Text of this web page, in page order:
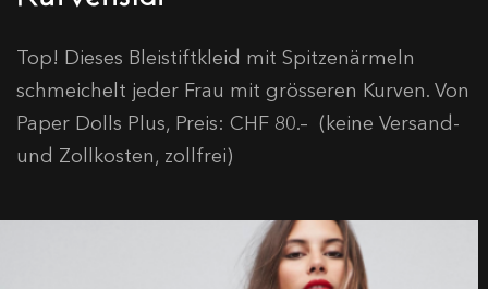
Top! Dieses Bleistiftkleid mit Spitzenärmeln
schmeichelt jeder Frau mit grösseren Kurven. Von
Paper Dolls Plus, Preis: CHF 80.– (keine Versand-
und Zollkosten, zollfrei)